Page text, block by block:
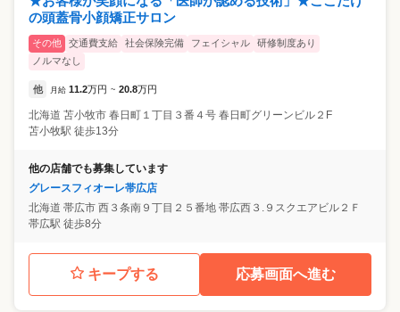
の頭蓋骨小顔矯正サロン
その他 交通費支給 社会保険完備 フェイシャル
研修制度あり
ノルマなし
他 月給 11.2万円 ~ 20.8万円
北海道 苫小牧市 春日町１丁目３番４号 春日町グリーンビル２F
苫小牧駅 徒歩13分
他の店舗でも募集しています
グレースフィオーレ帯広店
北海道 帯広市 西３条南９丁目２５番地 帯広西３.９スクエアビル２Ｆ
帯広駅 徒歩8分
キープする 応募画面へ進む